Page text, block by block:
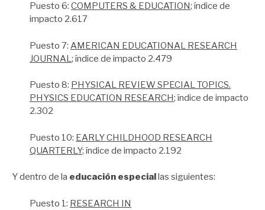
Puesto 6: COMPUTERS & EDUCATION; índice de
impacto 2.617
Puesto 7: AMERICAN EDUCATIONAL RESEARCH
JOURNAL ; índice de impacto 2.479
Puesto 8: PHYSICAL REVIEW SPECIAL TOPICS.
PHYSICS EDUCATION RESEARCH; índice de impacto
2.302
Puesto 10: EARLY CHILDHOOD RESEARCH
QUARTERLY; índice de impacto 2.192
Y dentro de la educación especiallas siguientes:
Puesto 1: RESEARCH IN